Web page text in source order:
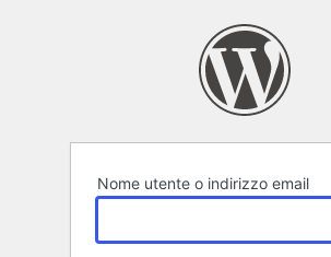
Nome utente o indirizzo email